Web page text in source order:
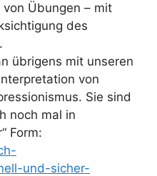
Übungen – mit
des
übrigens mit unseren
von
Sie sind
noch mal in
Form:
und-sicher-